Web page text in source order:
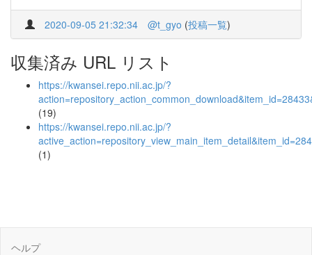
2020-09-05 21:32:34 @t_gyo (投稿一覧)
収集済み URL リスト
https://kwansei.repo.nii.ac.jp/?
(19)
https://kwansei.repo.nii.ac.jp/?
(1)
ヘルプ